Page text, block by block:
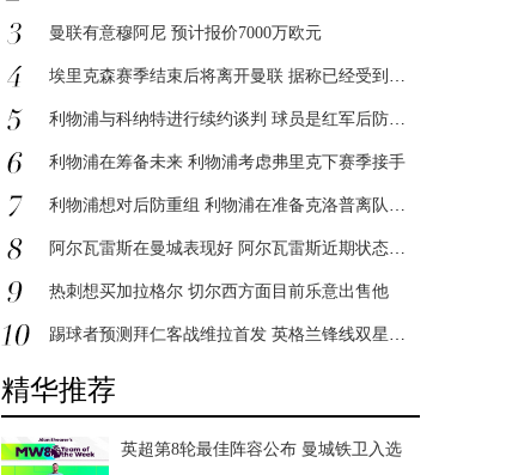
曼联有意穆阿尼 预计报价7000万欧元
埃里克森赛季结束后将离开曼联 据称已经受到了阿贾克斯的报价
利物浦与科纳特进行续约谈判 球员是红军后防核心之
利物浦在筹备未来 利物浦考虑弗里克下赛季接手
利物浦想对后防重组 利物浦在准备克洛普离队的引援
阿尔瓦雷斯在曼城表现好 阿尔瓦雷斯近期状态很稳定
热刺想买加拉格尔 切尔西方面目前乐意出售他
踢球者预测拜仁客战维拉首发 英格兰锋线双星上演交锋
精华推荐
英超第8轮最佳阵容公布 曼城铁卫入选